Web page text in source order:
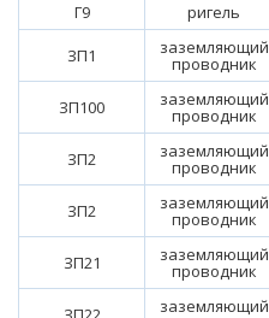
Г9
ригель
ЗП1
заземляющий
проводник
ЗП100 заземляющий
проводник
ЗП2 заземляющий
проводник
ЗП2 заземляющий
проводник
ЗП21 заземляющий
проводник
заземляющий